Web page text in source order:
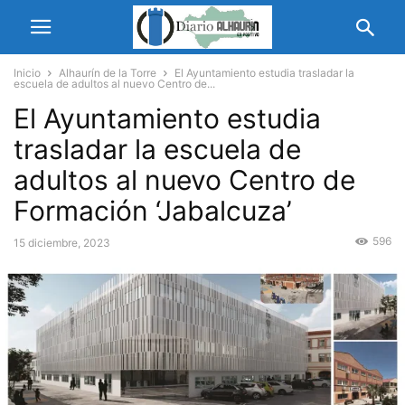
Inicio Alhaurín de la Torre
El Ayuntamiento estudia trasladar la
escuela de adultos al nuevo Centro de...
El Ayuntamiento estudia
trasladar la escuela de
adultos al nuevo Centro de
Formación ‘Jabalcuza’
15 diciembre, 2023 596